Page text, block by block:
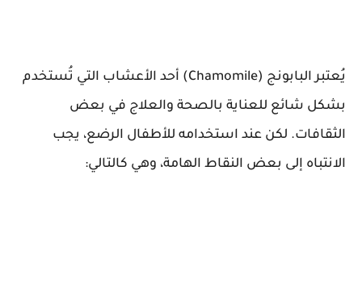
يُعتبر البابونج (Chamomile) أحد الأعشاب التي تُستخدم
بشكل شائع للعناية بالصحة والعلاج في بعض
الثقافات. لكن عند استخدامه للأطفال الرضع، يجب
الانتباه إلى بعض النقاط الهامة، وهي كالتالي: